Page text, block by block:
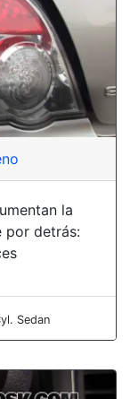
la
por detrás:
Sedan